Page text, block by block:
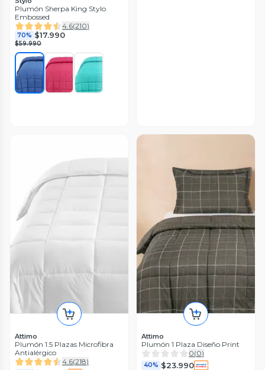
Plumón Sherpa King Stylo
Embossed
4.6(210)
70% $17.990
$59.990
Attimo
Plumón 1.5 Plazas Microfibra
Antialérgico
4.6(218)
Attimo
Plumón 1 Plaza Diseño Print
0(0)
40% $23.990